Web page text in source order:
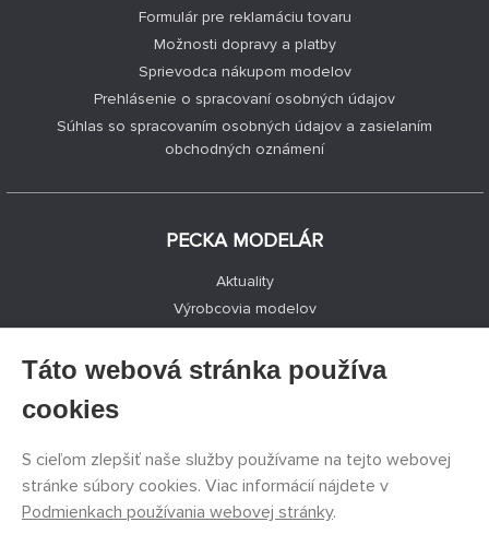
Formulár pre reklamáciu tovaru
Možnosti dopravy a platby
Sprievodca nákupom modelov
Prehlásenie o spracovaní osobných údajov
Súhlas so spracovaním osobných údajov a zasielaním
obchodných oznámení
PECKA MODELÁR
Aktuality
Výrobcovia modelov
Kontakty
Facebook
Táto webová stránka používa
cookies
S cieľom zlepšiť naše služby používame na tejto webovej
stránke súbory cookies. Viac informácií nájdete v
Podmienkach používania webovej stránky.